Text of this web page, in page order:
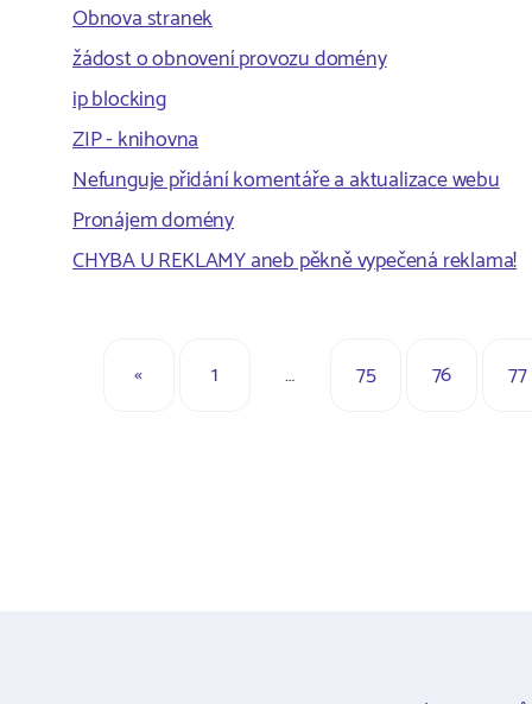
Obnova stranek
žádost o obnovení provozu domény
ip blocking
ZIP - knihovna
Nefunguje přidání komentáře a aktualizace webu
Pronájem domény
CHYBA U REKLAMY aneb pěkně vypečená reklama!
« 1 … 75 76 77